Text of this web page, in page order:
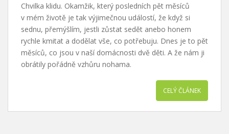
Chvilka klidu. Okamžik, který posledních pět měsíců
v mém životě je tak výjimečnou událostí, že když si
sednu, přemýšlím, jestli zůstat sedět anebo honem
rychle kmitat a dodělat vše, co potřebuju. Dnes je to pět
měsíců, co jsou v naší domácnosti dvě děti. A že nám ji
obrátily pořádně vzhůru nohama.
CELÝ ČLÁNEK